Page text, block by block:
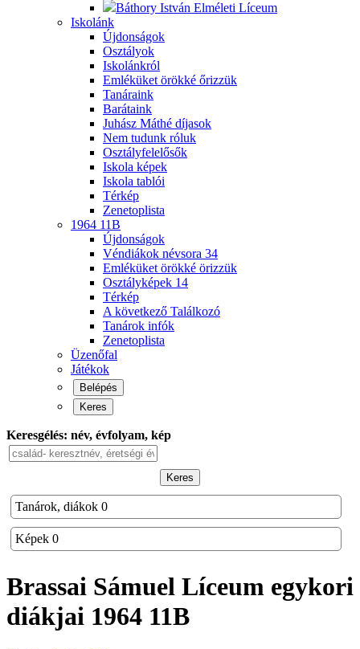
Báthory István Elméleti Líceum
Iskolánk
Újdonságok
Osztályok
Iskolánkról
Emléküket örökké őrizzük
Tanáraink
Barátaink
Juhász Máthé díjasok
Nem tudunk róluk
Osztályfelelősők
Iskola képek
Iskola tablói
Térkép
Zenetoplista
1964 11B
Újdonságok
Véndiákok névsora 34
Emléküket örökké örizzük
Osztályképek 14
Térkép
A következő Találkozó
Tanárok infók
Zenetoplista
Üzenőfal
Játékok
Belépés
Keres
Keresgélés: név, évfolyam, kép
Keres
Tanárok, diákok 0
Képek 0
Brassai Sámuel Líceum egykori
diákjai 1964 11B